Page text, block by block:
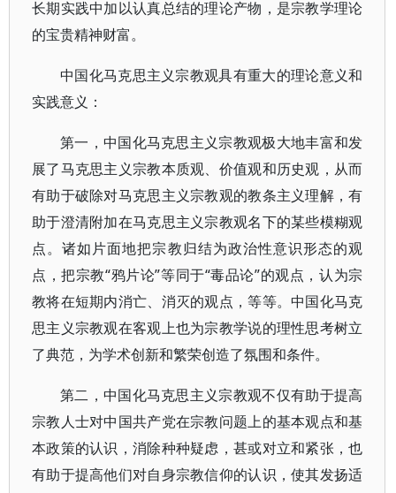
长期实践中加以认真总结的理论产物，是宗教学理论
的宝贵精神财富。
中国化马克思主义宗教观具有重大的理论意义和
实践意义：
第一，中国化马克思主义宗教观极大地丰富和发
展了马克思主义宗教本质观、价值观和历史观，从而
有助于破除对马克思主义宗教观的教条主义理解，有
助于澄清附加在马克思主义宗教观名下的某些模糊观
点。诸如片面地把宗教归结为政治性意识形态的观
点，把宗教“鸦片论”等同于“毒品论”的观点，认为宗
教将在短期内消亡、消灭的观点，等等。中国化马克
思主义宗教观在客观上也为宗教学说的理性思考树立
了典范，为学术创新和繁荣创造了氛围和条件。
第二，中国化马克思主义宗教观不仅有助于提高
宗教人士对中国共产党在宗教问题上的基本观点和基
本政策的认识，消除种种疑虑，甚或对立和紧张，也
有助于提高他们对自身宗教信仰的认识，使其发扬适